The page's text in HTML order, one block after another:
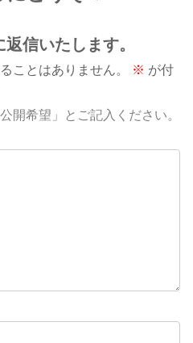
信いたします。
ことはありません。 ※ が付
開希望」とご記入ください。